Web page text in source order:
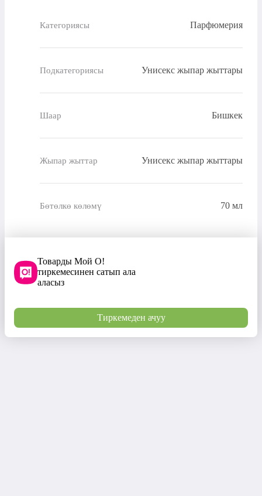
Категориясы Парфюмерия
Подкатегориясы Унисекс жыпар жыттары
Шаар Бишкек
Жыпар жыттар Унисекс жыпар жыттары
Бөтөлкө көлөмү 70 мл
Товарды Мой О!
тиркемесинен сатып ала
аласыз
Тиркемеден ачуу